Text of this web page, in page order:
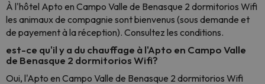
À l'hôtel Apto en Campo Valle de Benasque 2 dormitorios Wifi
les animaux de compagnie sont bienvenus (sous demande et
de payement à la réception). Consultez les conditions.
est-ce qu'il y a du chauffage à l'Apto en Campo Valle
de Benasque 2 dormitorios Wifi?
Oui, l'Apto en Campo Valle de Benasque 2 dormitorios Wifi